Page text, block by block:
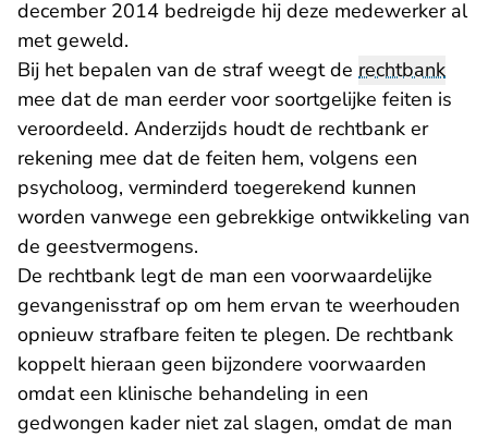
december 2014 bedreigde hij deze medewerker al
met geweld.
Bij het bepalen van de straf weegt de rechtbank
mee dat de man eerder voor soortgelijke feiten is
veroordeeld. Anderzijds houdt de rechtbank er
rekening mee dat de feiten hem, volgens een
psycholoog, verminderd toegerekend kunnen
worden vanwege een gebrekkige ontwikkeling van
de geestvermogens.
De rechtbank legt de man een voorwaardelijke
gevangenisstraf op om hem ervan te weerhouden
opnieuw strafbare feiten te plegen. De rechtbank
koppelt hieraan geen bijzondere voorwaarden
omdat een klinische behandeling in een
gedwongen kader niet zal slagen, omdat de man